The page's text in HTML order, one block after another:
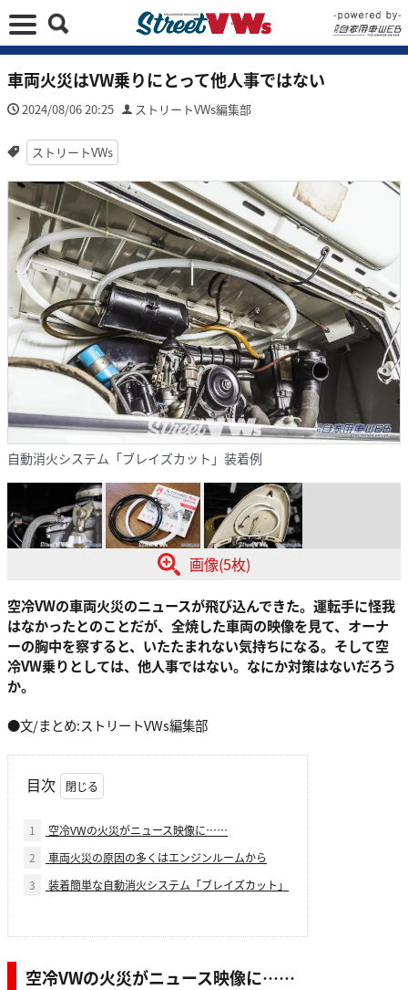
車両火災はVW乗りにとって他人事ではない
2024/08/06 20:25 ストリートVWs編集部
ストリートVWs
自動消火システム「ブレイズカット」装着例
画像(5枚)
空冷VWの車両火災のニュースが飛び込んできた。運転手に怪我
はなかったとのことだが、全焼した車両の映像を見て、オーナ
ーの胸中を察すると、いたたまれない気持ちになる。そして空
冷VW乗りとしては、他人事ではない。なにか対策はないだろう
か。
●文/まとめ:ストリートVWs編集部
目次
1
空冷VWの火災がニュース映像に……
2
車両火災の原因の多くはエンジンルームから
3
装着簡単な自動消火システム「ブレイズカット」
空冷VWの火災がニュース映像に……